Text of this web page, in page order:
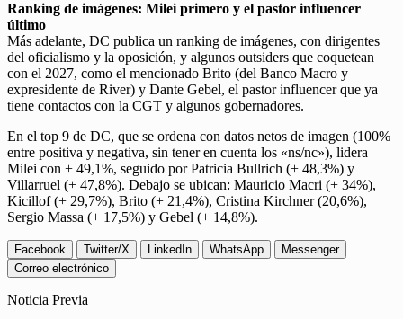
Ranking de imágenes: Milei primero y el pastor influencer
último
Más adelante, DC publica un ranking de imágenes, con dirigentes
del oficialismo y la oposición, y algunos outsiders que coquetean
con el 2027, como el mencionado Brito (del Banco Macro y
expresidente de River) y Dante Gebel, el pastor influencer que ya
tiene contactos con la CGT y algunos gobernadores.
En el top 9 de DC, que se ordena con datos netos de imagen (100%
entre positiva y negativa, sin tener en cuenta los «ns/nc»), lidera
Milei con + 49,1%, seguido por Patricia Bullrich (+ 48,3%) y
Villarruel (+ 47,8%). Debajo se ubican: Mauricio Macri (+ 34%),
Kicillof (+ 29,7%), Brito (+ 21,4%), Cristina Kirchner (20,6%),
Sergio Massa (+ 17,5%) y Gebel (+ 14,8%).
Facebook Twitter/X LinkedIn WhatsApp
Messenger
Correo electrónico
Noticia Previa